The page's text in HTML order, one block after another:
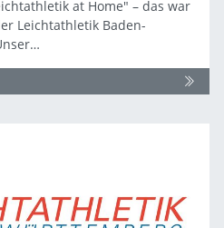
at Home" – das war
Leichtathletik Baden-